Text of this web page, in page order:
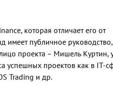
которая отличает его от
имеет публичное руководство,
проекта – Мишель Куртин,
успешных проектов как в IT-
Trading и др.